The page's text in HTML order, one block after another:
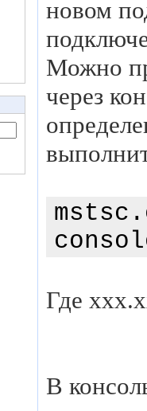
новом
Можно
через
Где
В